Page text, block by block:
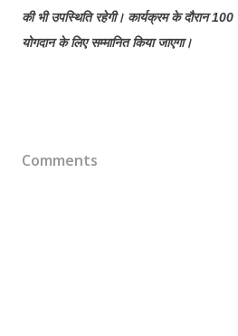
की भी उपस्थिति रहेगी। कार्यक्रम के दौरान
योगदान के लिए सम्मानित किया जाएगा।
Comments